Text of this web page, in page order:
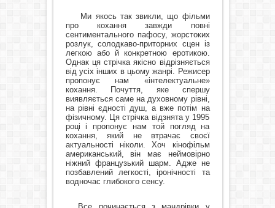
Ми якось так звикли, що фільми
про кохання завжди повні
сентиментального пафосу, жорстоких
розлук, солодкаво-приторних сцен із
легкою або й конкретною еротикою.
Однак ця стрічка якісно відрізняється
від усіх інших в цьому жанрі. Режисер
пропонує нам «інтелектуальне»
кохання. Почуття, яке спершу
виявляється саме на духовному рівні,
на рівні єдності душ, а вже потім на
фізичному. Ця стрічка відзнята у 1995
році і пропонує нам той погляд на
кохання, який не втрачає своєї
актуальності ніколи. Хоч кінофільм
американський, він має неймовірно
ніжний французький шарм. Адже не
позбавлений легкості, іронічності та
водночас глибокого сенсу.